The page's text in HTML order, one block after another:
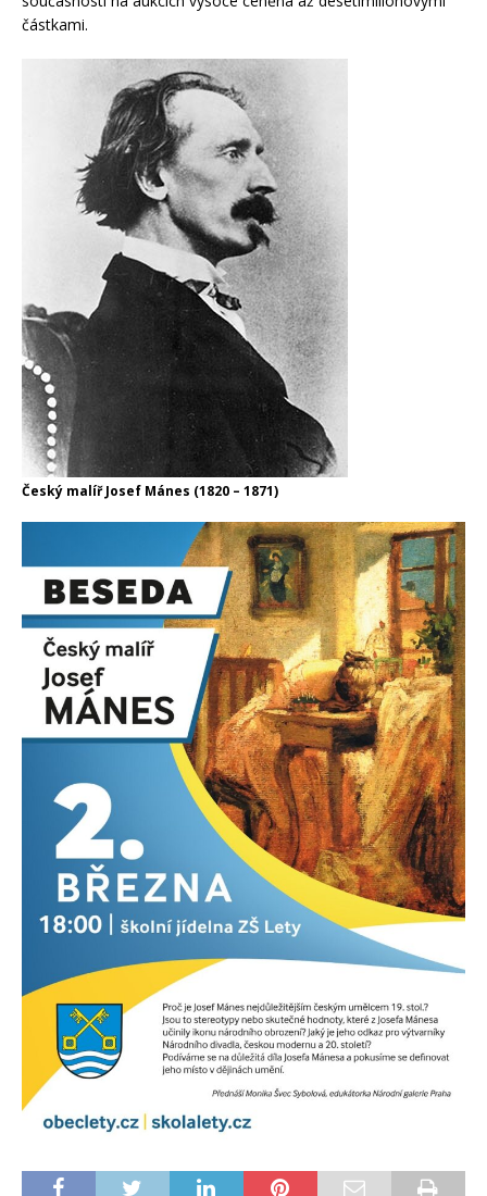
částkami.
Český malíř Josef Mánes (1820 – 1871)